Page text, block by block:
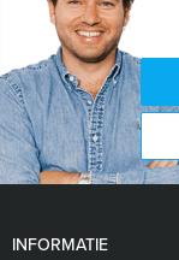
INFORMATIE